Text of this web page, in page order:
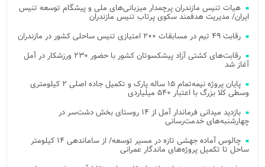
هیات تنیس مازندران پرچمدار میزبانی‌های ملی و پیشگام توسعه تنیس
ایران/ مدیریت هدفمند سکوی پرتاب تنیس مازندران
رقابت ۴۹ تیم در مسابقات ۲۰۰ امتیازی تنیس ساحلی کشور در مازندران
رقابت‌های کشتی آزاد پیشکسوتان کشور با حضور ۲۳۰ ورزشکار در آمل
آغاز شد
پایان پروژه نیمه‌تمام ۱۵ ساله پارک و تکمیل جاده اصلی ۲ کیلومتری
وسطی کلا بزرگ با اعتبار ۵۴۰ میلیاردی
بازدید میدانی فرماندار آمل از ۱۴ روستای بخش دشت‌سر در
چهارشنبه‌های خدمت‌رسانی
چالوس آماده جهشی تازه در مسیر توسعه/ از ساماندهی ۱۴ کیلومتر
ساحل تا تکمیل پروژه‌های ماندگار عمرانی